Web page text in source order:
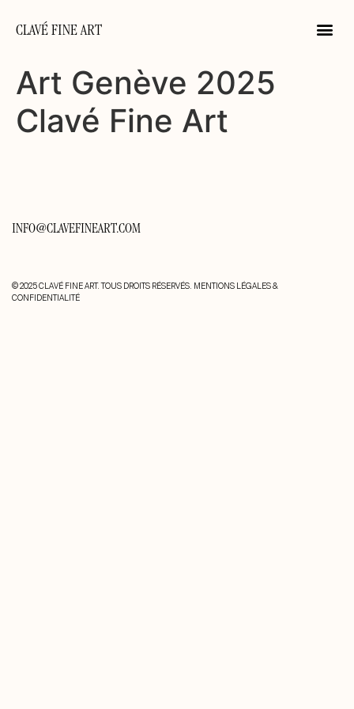
CLAVÉ FINE ART
Art Genève 2025
Clavé Fine Art
INFO@CLAVEFINEART.COM
© 2025 CLAVÉ FINE ART. TOUS DROITS RÉSERVÉS. MENTIONS LÉGALES &
CONFIDENTIALITÉ